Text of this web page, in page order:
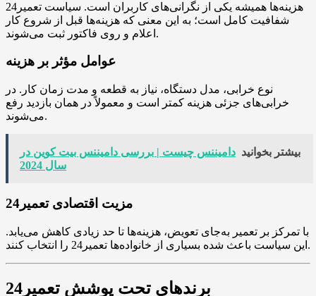
هزینه‌ها همیشه یکی از نگرانی‌های کاربران است. سیاست تعمیر24
شفافیت کامل است؛ به این معنی که هزینه‌ها قبل از شروع کار
اعلام و روی فاکتور ثبت می‌شوند.
عوامل مؤثر بر هزینه
نوع خرابی، مدل دستگاه، نیاز به قطعه و مدت زمان کار. در
خرابی‌های جزئی هزینه کمتر است و معمولاً در همان بازدید رفع
می‌شوند.
بیشتر بخوانید دامیننس چیست | بررسی دامیننس بیت کوین در
سال 2024
مزیت اقتصادی تعمیر24
با تمرکز بر تعمیر به‌جای تعویض، هزینه‌ها تا حد زیادی کاهش می‌یابد.
این سیاست باعث شده بسیاری از خانواده‌ها تعمیر24 را انتخاب کنند.
برندهای تحت پوشش تعمیر24